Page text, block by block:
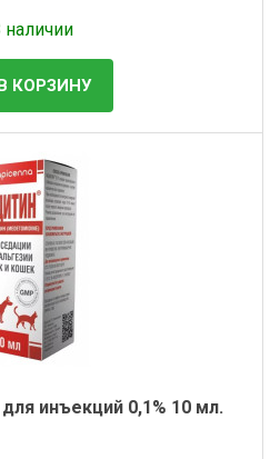
наличии
КОРЗИНУ
инъекций 0,1% 10 мл.